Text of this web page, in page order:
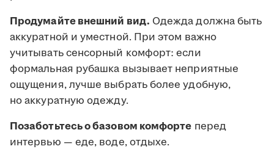
Продумайте внешний вид. Одежда должна быть
аккуратной и уместной. При этом важно
учитывать сенсорный комфорт: если
формальная рубашка вызывает неприятные
ощущения, лучше выбрать более удобную,
но аккуратную одежду.
Позаботьтесь о базовом комфорте перед
интервью — еде, воде, отдыхе.